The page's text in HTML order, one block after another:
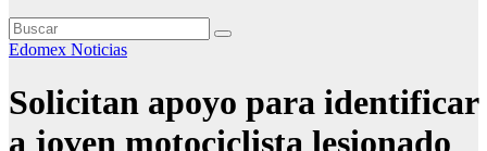
Edomex Noticias
Solicitan apoyo para identificar
a joven motociclista lesionado